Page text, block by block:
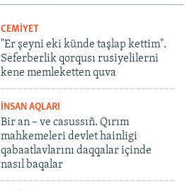
CEMİYET
"Er şeyni eki künde taşlap kettim".
Seferberlik qorqusı rusiyelilerni
kene memleketten quva
İNSAN AQLARI
Bir an – ve casussıñ. Qırım
mahkemeleri devlet hainligi
qabaatlavlarını daqqalar içinde
nasıl baqalar